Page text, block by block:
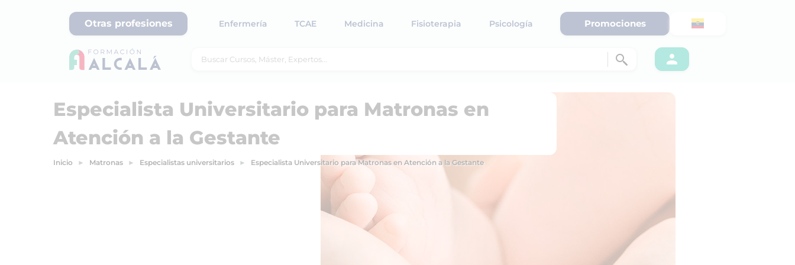
Otras profesiones Enfermería TCAE Medicina Fisioterapia Psicología Promociones
Especialista Universitario para Matronas en
Atención a la Gestante
Inicio Matronas Especialistas universitarios Especialista Universitario para Matronas en Atención a la Gestante